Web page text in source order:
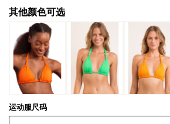
其他颜色可选
运动服尺码